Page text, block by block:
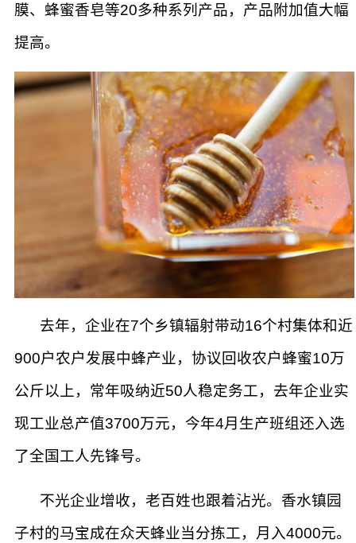
膜、蜂蜜香皂等20多种系列产品，产品附加值大幅
提高。
去年，企业在7个乡镇辐射带动16个村集体和近
900户农户发展中蜂产业，协议回收农户蜂蜜10万
公斤以上，常年吸纳近50人稳定务工，去年企业实
现工业总产值3700万元，今年4月生产班组还入选
了全国工人先锋号。
不光企业增收，老百姓也跟着沾光。香水镇园
子村的马宝成在众天蜂业当分拣工，月入4000元。